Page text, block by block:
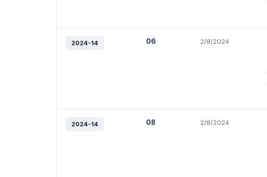
2024-14 06 2/8/2024
2024-14 08 2/8/2024